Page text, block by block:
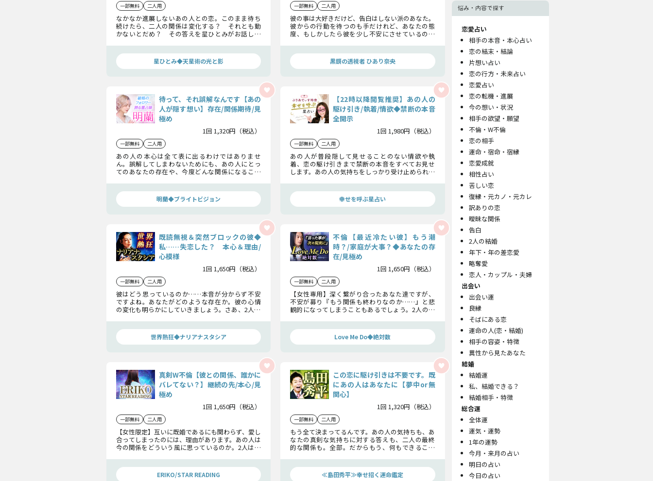
一部無料 二人用
なかなか進展しないあの人との恋。このまま待ち
続けたら、二人の関係は変化する？ それとも動
かないとだめ？ その答えを星ひとみがお話しし
星ひとみ◆天星術の光と影
一部無料 二人用
彼の事は大好きだけど、告白はしない派のあなた。
彼からの行動を待つのも手だけれど、あなたの態
度、もしかしたら彼を少し不安にさせているのか
黒鏡の透視者 ひあり奈央
待って、それ誤解なんです【あの
人が隠す想い】存在/関係期待/見
極め
1回 1,320円（税込）
一部無料 二人用
あの人の本心は全て表に出るわけではありませ
ん。誤解してしまわないためにも、あの人にとっ
てのあなたの存在や、今度どんな関係になること
明蘭◆ブライトビジョン
【22時以降閲覧推奨】あの人の
駆け引き/執着/情欲◆禁断の本音
全開示
1回 1,980円（税込）
一部無料 二人用
あの人が普段隠して見せることのない情欲や執
着、恋の駆け引きまで禁断の本音をすべてお見せ
します。あの人の気持ちをしっかり受け止められる
幸せを呼ぶ星占い
既読無視＆突然ブロックの彼◆
私……失恋した？ 本心＆理由/
心模様
1回 1,650円（税込）
一部無料 二人用
彼はどう思っているのか……本音が分からず不安
ですよね。あなたがどのような存在か。彼の心情
の変化も明らかにしていきましょう。さあ、2人が
世界熱狂◆ナリアナスタシア
不倫【最近冷たい彼】もう潮
時？/家庭が大事？◆あなたの存
在/見極め
1回 1,650円（税込）
一部無料 二人用
【女性専用】深く繋がり合ったあなた達ですが、
不安が募り『もう関係も終わりなのか……』と悲
観的になってしまうこともあるでしょう。2人の愛
Love Me Do◆絶対数
真剣W不倫【彼との関係、誰かに
バレてない？】継続の先/本心/見
極め
1回 1,650円（税込）
一部無料 二人用
【女性限定】互いに既婚であるにも関わらず、愛し
合ってしまったのには、理由があります。あの人は
今の関係をどういう風に思っているのか。2人は今
ERIKO/STAR READING
この恋に駆け引きは不要です。既
にあの人はあなたに【夢中or無
関心】
1回 1,320円（税込）
一部無料 二人用
もう全て決まってるんです。あの人の気持ちも、あ
なたの真剣な気持ちに対する答えも、二人の最終
的な関係も。全部。だからもう、何もできること
≪島田秀平≫幸せ招く運命鑑定
悩み・内容で探す
恋愛占い
相手の本音・本心占い
恋の結末・結論
片想い占い
恋の行方・未来占い
恋愛占い
恋の転機・進展
今の想い・状況
相手の欲望・願望
不倫・W不倫
恋の相手
運命・宿命・宿縁
恋愛成就
相性占い
苦しい恋
復縁・元カノ・元カレ
訳ありの恋
曖昧な関係
告白
2人の結婚
年下・年の差恋愛
略奪愛
恋人・カップル・夫婦
出会い
出会い運
良縁
そばにある恋
運命の人(恋・結婚)
相手の容姿・特徴
異性から見たあなた
結婚
結婚運
私、結婚できる？
結婚相手・特徴
総合運
全体運
運気・運勢
1年の運勢
今月・来月の占い
明日の占い
今日の占い